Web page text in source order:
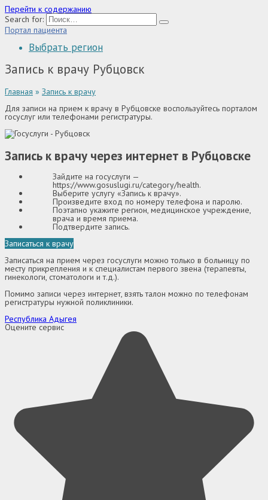
Перейти к содержанию
Search for:
Портал пациента
Выбрать регион
Запись к врачу Рубцовск
Главная » Запись к врачу
Для записи на прием к врачу в Рубцовске воспользуйтесь порталом
госуслуг или телефонами регистратуры.
Запись к врачу через интернет в Рубцовске
Зайдите на госуслуги —
https://www.gosuslugi.ru/category/health.
Выберите услугу «Запись к врачу».
Произведите вход по номеру телефона и паролю.
Поэтапно укажите регион, медицинское учреждение,
врача и время приема.
Подтвердите запись.
Записаться к врачу
Записаться на прием через госуслуги можно только в больницу по
месту прикрепления и к специалистам первого звена (терапевты,
гинекологи, стоматологи и т.д.).
Помимо записи через интернет, взять талон можно по телефонам
регистратуры нужной поликлиники.
Республика Адыгея
Оцените сервис